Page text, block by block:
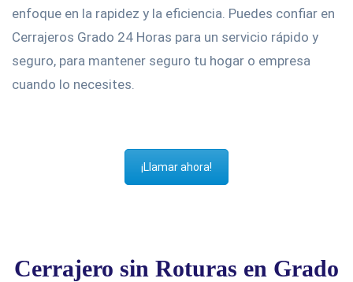
enfoque en la rapidez y la eficiencia. Puedes confiar en
Cerrajeros Grado 24 Horas para un servicio rápido y
seguro, para mantener seguro tu hogar o empresa
cuando lo necesites.
¡Llamar ahora!
Cerrajero sin Roturas en Grado